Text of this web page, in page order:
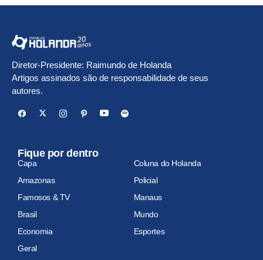
Diretor-Presidente: Raimundo de Holanda
Artigos assinados são de responsabilidade de seus
autores.
Fique por dentro
Capa
Coluna do Holanda
Amazonas
Policial
Famosos & TV
Manaus
Brasil
Mundo
Economia
Esportes
Geral